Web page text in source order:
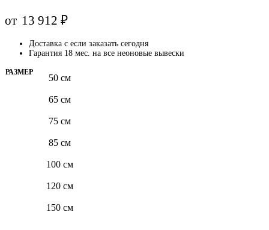
от 13 912₽
Доставка с если заказать сегодня
Гарантия 18 мес. на все неоновые вывески
РАЗМЕР
50 см
65 см
75 см
85 см
100 см
120 см
150 см